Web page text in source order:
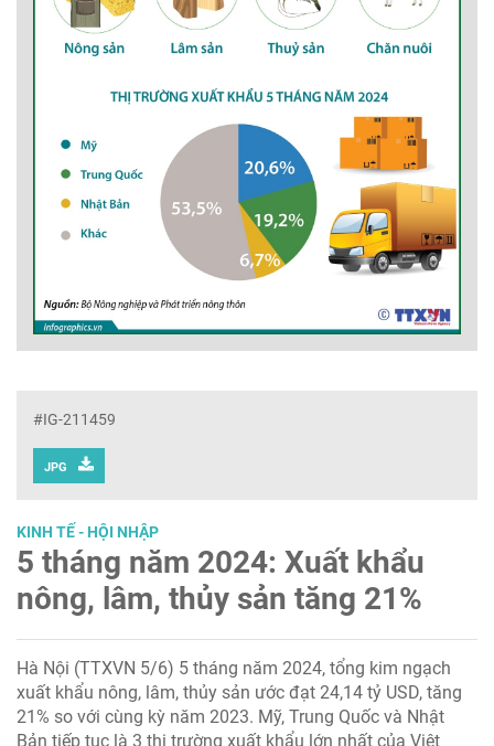
#IG-211459
JPG
KINH TẾ - HỘI NHẬP
5 tháng năm 2024: Xuất khẩu
nông, lâm, thủy sản tăng 21%
Hà Nội (TTXVN 5/6) 5 tháng năm 2024, tổng kim ngạch
xuất khẩu nông, lâm, thủy sản ước đạt 24,14 tỷ USD, tăng
21% so với cùng kỳ năm 2023. Mỹ, Trung Quốc và Nhật
Bản tiếp tục là 3 thị trường xuất khẩu lớn nhất của Việt